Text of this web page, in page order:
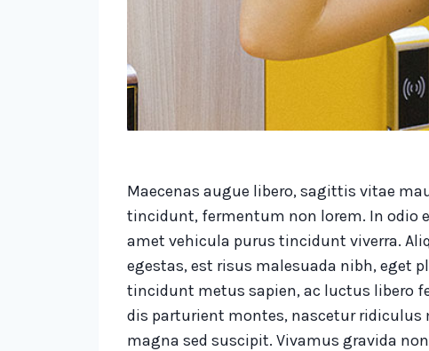
Maecenas augue libero, sagittis vitae
tincidunt, fermentum non lorem. In odio
amet vehicula purus tincidunt viverra.
egestas, est risus malesuada nibh, eget
tincidunt metus sapien, ac luctus libero
dis parturient montes, nascetur
magna sed suscipit. Vivamus gravida